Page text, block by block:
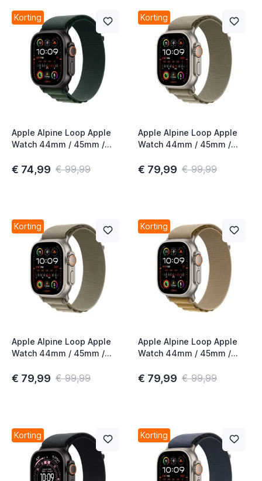
Korting
Apple Alpine Loop Apple
Watch 44mm / 45mm /
Donkergroen Large
€ 74,99 € 99,99
Korting
Apple Alpine Loop Apple
Watch 44mm / 45mm /
€ 79,99 € 99,99
Korting
Apple Alpine Loop Apple
Watch 44mm / 45mm /
Medium
€ 79,99 € 99,99
Korting
Apple Alpine Loop Apple
Watch 44mm / 45mm /
€ 79,99 € 99,99
Korting Korting